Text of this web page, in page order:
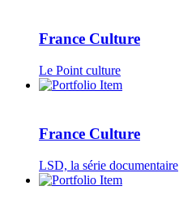
France Culture
Le Point culture
France Culture
LSD, la série documentaire